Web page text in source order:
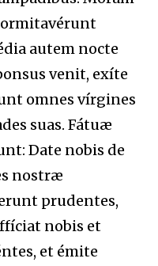
autem nocte
venit, exíte
omnes vírgines
suas. Fátuæ
Date nobis de
nostræ
prudentes,
nobis et
et émite